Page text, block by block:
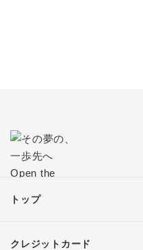
トップ
クレジットカード